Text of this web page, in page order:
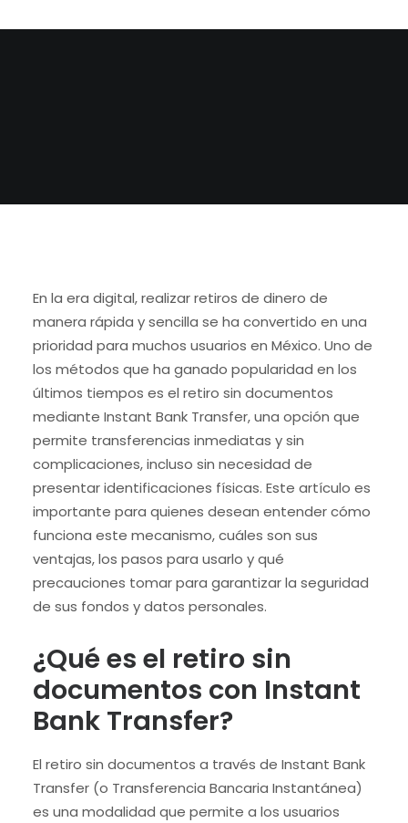
En la era digital, realizar retiros de dinero de
manera rápida y sencilla se ha convertido en una
prioridad para muchos usuarios en México. Uno de
los métodos que ha ganado popularidad en los
últimos tiempos es el retiro sin documentos
mediante Instant Bank Transfer, una opción que
permite transferencias inmediatas y sin
complicaciones, incluso sin necesidad de
presentar identificaciones físicas. Este artículo es
importante para quienes desean entender cómo
funciona este mecanismo, cuáles son sus
ventajas, los pasos para usarlo y qué
precauciones tomar para garantizar la seguridad
de sus fondos y datos personales.
¿Qué es el retiro sin
documentos con Instant
Bank Transfer?
El retiro sin documentos a través de Instant Bank
Transfer (o Transferencia Bancaria Instantánea)
es una modalidad que permite a los usuarios